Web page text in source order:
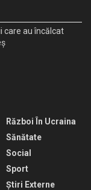
care au încălcat
Război În Ucraina
Sănătate
Social
Sport
Știri Externe